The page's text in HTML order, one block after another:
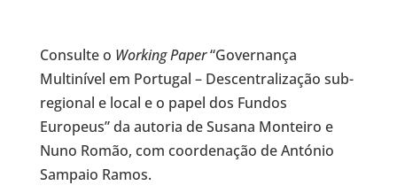
Consulte o Working Paper“Governança
Multinível em Portugal – Descentralização sub-
regional e local e o papel dos Fundos
Europeus” da autoria de Susana Monteiro e
Nuno Romão, com coordenação de António
Sampaio Ramos.